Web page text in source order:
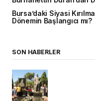
Bursa’daki Siyasi
Dönemin Başlangıcı mı?
SON HABERLER